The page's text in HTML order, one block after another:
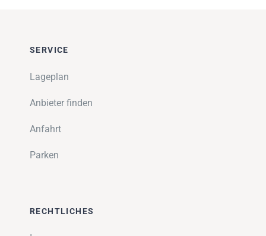
SERVICE
Lageplan
Anbieter finden
Anfahrt
Parken
RECHTLICHES